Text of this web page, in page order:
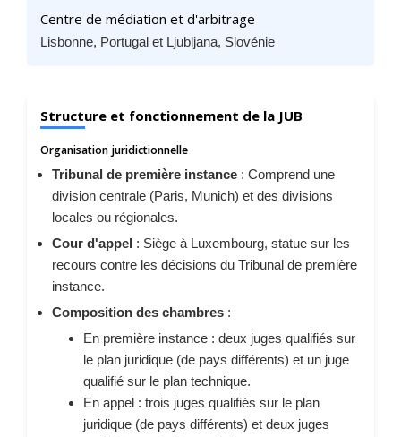
Centre de médiation et d'arbitrage
Lisbonne, Portugal et Ljubljana, Slovénie
Structure et fonctionnement de la JUB
Organisation juridictionnelle
Tribunal de première instance: Comprend une
division centrale (Paris, Munich) et des divisions
locales ou régionales.
Cour d'appel : Siège à Luxembourg, statue sur les
recours contre les décisions du Tribunal de première
instance.
Composition des chambres:
En première instance : deux juges qualifiés sur
le plan juridique (de pays différents) et un juge
qualifié sur le plan technique.
En appel : trois juges qualifiés sur le plan
juridique (de pays différents) et deux juges